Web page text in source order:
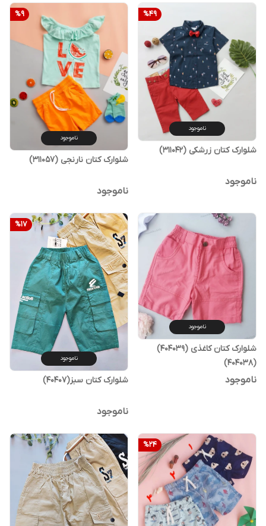
%49
ناموجود
شلوارک کتان زرشکی (311042)
ناموجود
%9
ناموجود
شلوارک کتان نارنجی (311057)
ناموجود
ناموجود
شلوارک کتان کاغذی (404039)
(404038)
ناموجود
%17
ناموجود
شلوارک کتان سبز(40407)
ناموجود
%24